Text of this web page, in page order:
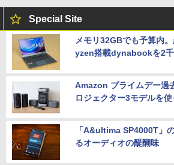
Special Site
メモリ32GBでも予算内
yzen搭載dynabookを2千
Amazon プライムデー過
ロジェクター3モデルを
「A&ultima SP4000T」
るオーディオの醍醐味